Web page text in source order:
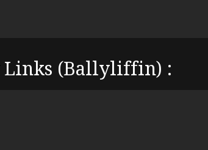
Links (Ballyliffin) :